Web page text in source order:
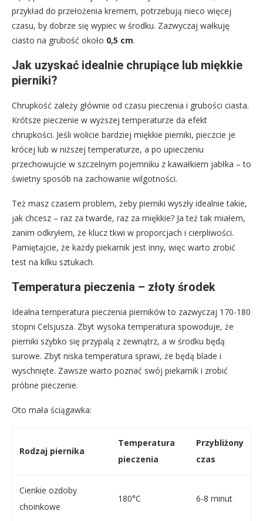
przykład do przełożenia kremem, potrzebują nieco więcej
czasu, by dobrze się wypiec w środku. Zazwyczaj wałkuję
ciasto na grubość około 0,5 cm.
Jak uzyskać idealnie chrupiące lub miękkie
pierniki?
Chrupkość zależy głównie od czasu pieczenia i grubości ciasta.
Krótsze pieczenie w wyższej temperaturze da efekt
chrupkości. Jeśli wolicie bardziej miękkie pierniki, pieczcie je
krócej lub w niższej temperaturze, a po upieczeniu
przechowujcie w szczelnym pojemniku z kawałkiem jabłka – to
świetny sposób na zachowanie wilgotności.
Też masz czasem problem, żeby pierniki wyszły idealnie takie,
jak chcesz – raz za twarde, raz za miękkie? Ja też tak miałem,
zanim odkryłem, że klucz tkwi w proporcjach i cierpliwości.
Pamiętajcie, że każdy piekarnik jest inny, więc warto zrobić
test na kilku sztukach.
Temperatura pieczenia – złoty środek
Idealna temperatura pieczenia pierników to zazwyczaj 170-180
stopni Celsjusza. Zbyt wysoka temperatura spowoduje, że
pierniki szybko się przypalą z zewnątrz, a w środku będą
surowe. Zbyt niska temperatura sprawi, że będą blade i
wyschnięte. Zawsze warto poznać swój piekarnik i zrobić
próbne pieczenie.
Oto mała ściągawka:
Rodzaj piernika
Temperatura
pieczenia
Przybliżony
czas
Cienkie ozdoby
choinkowe
180°C 6-8 minut